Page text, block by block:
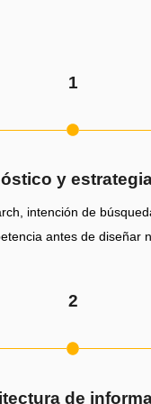
1
y
intención de
antes de diseñar
2
de